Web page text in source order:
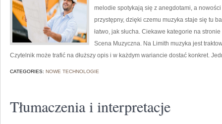
melodie spotykają się z anegdotami, a nowości
przystępny, dzięki czemu muzyka staje się tu
łatwo, jak słucha. Ciekawe kategorie na
Scena Muzyczna. Na Limith muzyka jest
Czytelnik może trafić na dłuższy opis i w każdym wariancie dostać konkret.
CATEGORIES: NOWE TECHNOLOGIE
Tłumaczenia i interpretacje